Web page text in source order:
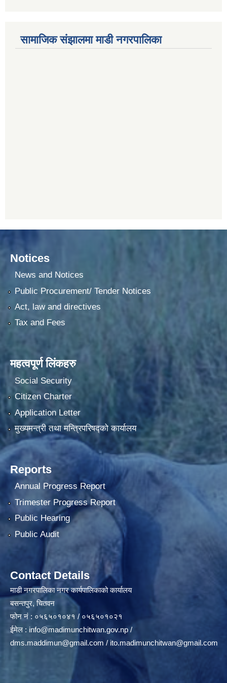
सामाजिक संझालमा माडी नगरपालिका
Notices
News and Notices
Public Procurement/ Tender Notices
Act, law and directives
Tax and Fees
महत्वपूर्ण लिंकहरु
Social Security
Citizen Charter
Application Letter
मुख्यमन्त्री तथा मन्त्रिपरिषद्को कार्यालय
Reports
Annual Progress Report
Trimester Progress Report
Public Hearing
Public Audit
Contact Details
माडी नगरपालिका नगर कार्यपालिकाको कार्यालय
बसन्तपुर, चितवन
फोन नं : ०५६५०१०४१ / ०५६५०१०२१
ईमेल : info@madimunchitwan.gov.np /
dms.maddimun@gmail.com / ito.madimunchitwan@gmail.com